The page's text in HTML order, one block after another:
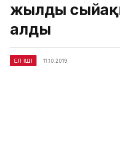
жылдың
алды
ЕЛ ІШІ 11.10.2019